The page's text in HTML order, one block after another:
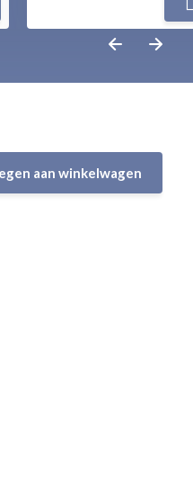
aan winkelwagen